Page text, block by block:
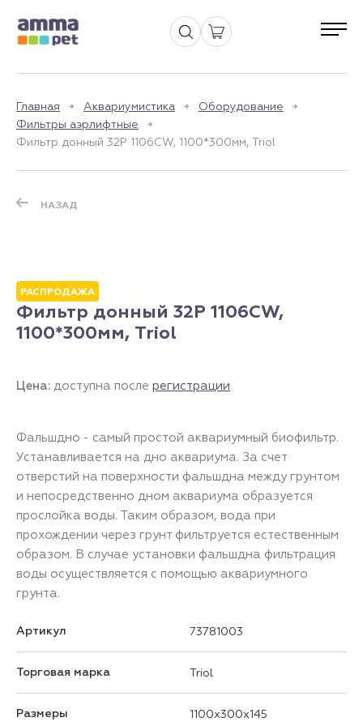
Главная Аквариумистика
Оборудование
Фильтры аэрлифтные
Фильтр донный 32P 1106CW, 1100*300мм, Triol
НАЗАД
РАСПРОДАЖА
Фильтр донный 32P 1106CW,
1100*300мм, Triol
Цена: доступна после регистрации
Фальшдно - самый простой аквариумный биофильтр.
Устанавливается на дно аквариума. За счет
отверстий на поверхности фальшдна между грунтом
и непосредственно дном аквариума образуется
прослойка воды. Таким образом, вода при
прохождении через грунт фильтруется естественным
образом. В случае установки фальшдна фильтрация
воды осуществляется с помощью аквариумного
грунта.
Артикул 73781003
Торговая марка Triol
Размеры 1100x300x145